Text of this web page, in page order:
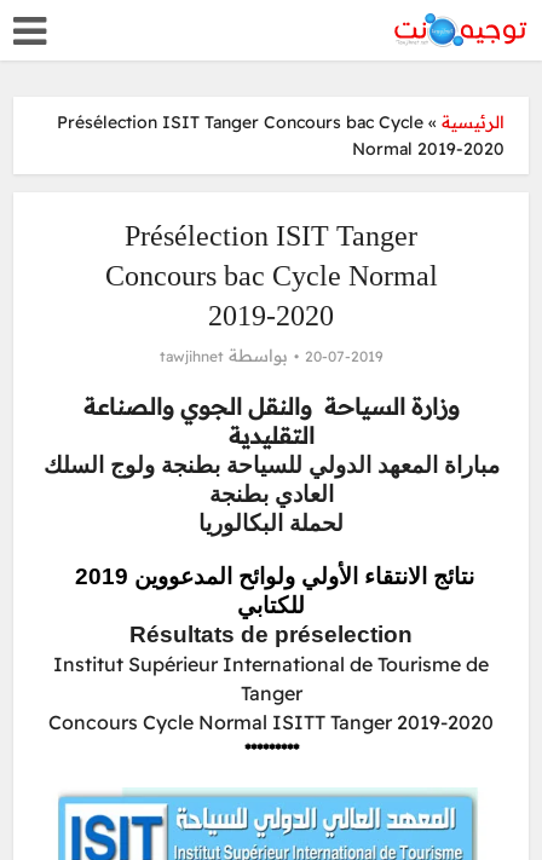
الرئيسية »
Présélection ISIT Tanger Concours bac Cycle
Normal 2019-2020
Présélection ISIT Tanger
Concours bac Cycle Normal
2019-2020
20-07-2019 بواسطةtawjihnet
وزارة السياحة والنقل الجوي والصناعة
التقليدية
مباراة المعهد الدولي للسياحة بطنجة ولوج السلك
العادي بطنجة
لحملة البكالوريا
2019 نتائج الانتقاء الأولي ولوائح المدعووين
للكتابي
Résultats de préselection
Institut Supérieur International de Tourisme de
Tanger
Concours Cycle Normal ISITT Tanger 2019-2020
*********